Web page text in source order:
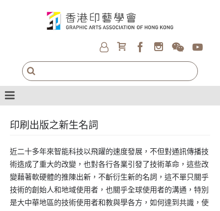
印刷出版之新生名詞
近二十多年來智能科技以飛躍的速度發展，不但對通訊傳播技
術造成了重大的改變，也對各行各業引發了技術革命，這些改
變藉著軟硬體的推陳出新，不齗衍生新的名詞，這不單只關乎
技術的創始人和地域使用者，也關乎全球使用者的溝通，特別
是大中華地區的技術使用者和教與學各方，如何達到共識，使